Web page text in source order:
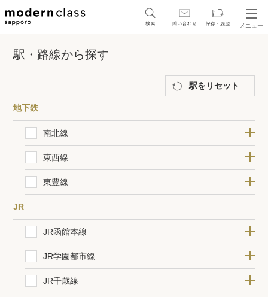
メニュー
駅・路線から探す
区から探す
人気エリアから探す
アクセスランキング
保存した物件
閲覧履歴
駅・路線から探す
駅をリセット
地下鉄
南北線
麻生(2棟)
北34条(2棟)
北24条(2棟)
北18条(4棟)
北12条(7棟)
さっぽろ(25棟)
大通(19棟)
すすきの(12棟)
中島公園(14棟)
幌平橋(9棟)
中の島(3棟)
平岸(1棟)
南平岸(1棟)
澄川(1棟)
自衛隊前(0棟)
真駒内(0棟)
東西線
宮の沢(0棟)
発寒南(1棟)
琴似(6棟)
二十四軒(11棟)
西28丁目(22棟)
円山公園(28棟)
西18丁目(33棟)
西11丁目(25棟)
大通(19棟)
バスセンター前(27棟)
菊水(9棟)
東札幌(3棟)
白石(4棟)
南郷7丁目(3棟)
南郷１３丁目(1棟)
南郷18丁目(0棟)
大谷地(0棟)
ひばりが丘(0棟)
新さっぽろ(0棟)
東豊線
JR
JR函館本線
小樽(0棟)
南小樽(0棟)
小樽築港(0棟)
朝里(0棟)
銭函(0棟)
ほしみ(0棟)
星置(0棟)
稲穂(0棟)
手稲(0棟)
稲住公園(0棟)
発寒(0棟)
発寒中央(1棟)
琴似(2棟)
桑園(5棟)
札幌(25棟)
苗穂(4棟)
白石(3棟)
厚別(0棟)
森林公園(0棟)
大麻(0棟)
野幌(0棟)
高砂(0棟)
江別(0棟)
JR学園都市線
札幌(25棟)
桑園(5棟)
八軒(0棟)
新川(0棟)
新琴似(1棟)
太平(0棟)
百合が原(0棟)
篠路(0棟)
拓北(0棟)
あいの里教育大(0棟)
あいの里公園(0棟)
ロイズタウン(0棟)
太美(0棟)
当別(0棟)
北海道医療大学(0棟)
JR千歳線